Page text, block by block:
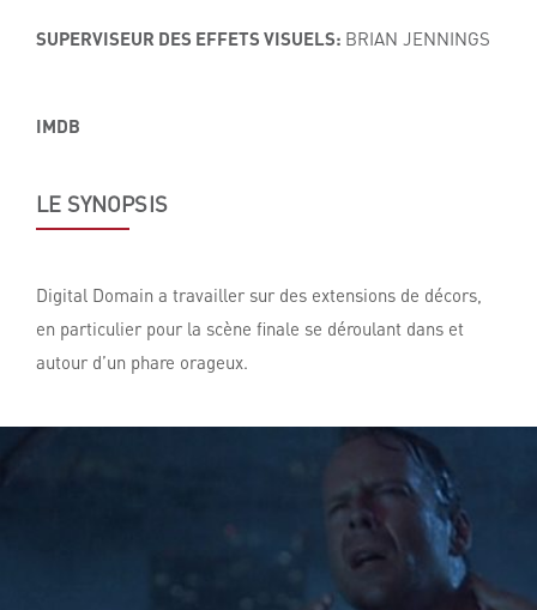
SUPERVISEUR DES EFFETS VISUELS: BRIAN JENNINGS
IMDB
LE SYNOPSIS
Digital Domain a travailler sur des extensions de décors,
en particulier pour la scène finale se déroulant dans et
autour d’un phare orageux.